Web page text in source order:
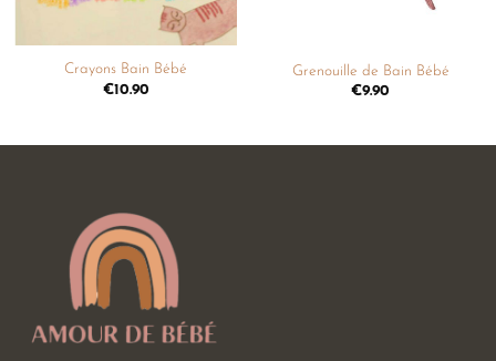
Crayons Bain Bébé
€10.90
Grenouille de Bain Bébé
€9.90